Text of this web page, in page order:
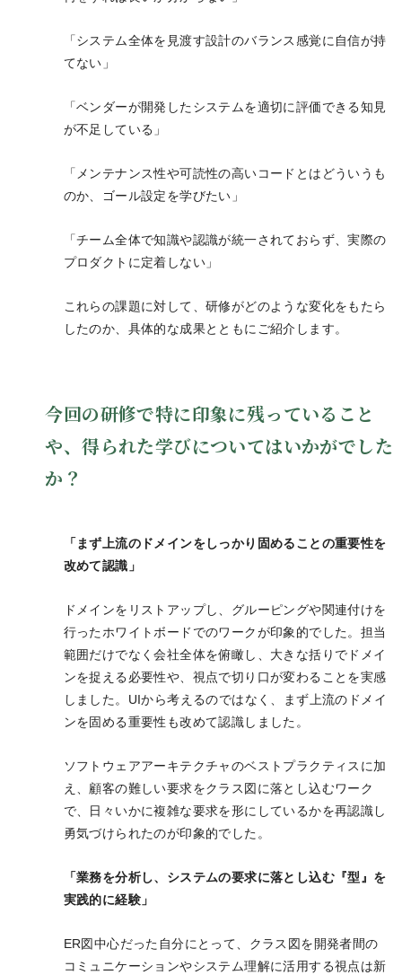
「システム全体を見渡す設計のバランス感覚に自信が持
てない」
「ベンダーが開発したシステムを適切に評価できる知見
が不足している」
「メンテナンス性や可読性の高いコードとはどういうも
のか、ゴール設定を学びたい」
「チーム全体で知識や認識が統一されておらず、実際の
プロダクトに定着しない」
これらの課題に対して、研修がどのような変化をもたら
したのか、具体的な成果とともにご紹介します。
今回の研修で特に印象に残っていること
や、得られた学びについてはいかがでした
か？
「まず上流のドメインをしっかり固めることの重要性を
改めて認識」
ドメインをリストアップし、グルーピングや関連付けを
行ったホワイトボードでのワークが印象的でした。担当
範囲だけでなく会社全体を俯瞰し、大きな括りでドメイ
ンを捉える必要性や、視点で切り口が変わることを実感
しました。UIから考えるのではなく、まず上流のドメイ
ンを固める重要性も改めて認識しました。
ソフトウェアアーキテクチャのベストプラクティスに加
え、顧客の難しい要求をクラス図に落とし込むワーク
で、日々いかに複雑な要求を形にしているかを再認識し
勇気づけられたのが印象的でした。
「業務を分析し、システムの要求に落とし込む『型』を
実践的に経験」
ER図中心だった自分にとって、クラス図を開発者間の
コミュニケーションやシステム理解に活用する視点は新